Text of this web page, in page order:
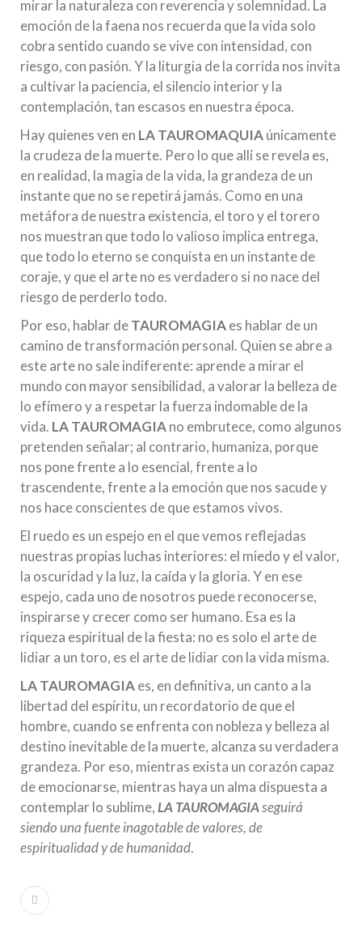
mirar la naturaleza con reverencia y solemnidad. La
emoción de la faena nos recuerda que la vida solo
cobra sentido cuando se vive con intensidad, con
riesgo, con pasión. Y la liturgia de la corrida nos invita
a cultivar la paciencia, el silencio interior y la
contemplación, tan escasos en nuestra época.
Hay quienes ven en LA TAUROMAQUIAúnicamente
la crudeza de la muerte. Pero lo que allí se revela es,
en realidad, la magia de la vida, la grandeza de un
instante que no se repetirá jamás. Como en una
metáfora de nuestra existencia, el toro y el torero
nos muestran que todo lo valioso implica entrega,
que todo lo eterno se conquista en un instante de
coraje, y que el arte no es verdadero si no nace del
riesgo de perderlo todo.
Por eso, hablar deTAUROMAGIAes hablar de un
camino de transformación personal. Quien se abre a
este arte no sale indiferente: aprende a mirar el
mundo con mayor sensibilidad, a valorar la belleza de
lo efímero y a respetar la fuerza indomable de la
vida. LA TAUROMAGIAno embrutece, como algunos
pretenden señalar; al contrario, humaniza, porque
nos pone frente a lo esencial, frente a lo
trascendente, frente a la emoción que nos sacude y
nos hace conscientes de que estamos vivos.
El ruedo es un espejo en el que vemos reflejadas
nuestras propias luchas interiores: el miedo y el valor,
la oscuridad y la luz, la caída y la gloria. Y en ese
espejo, cada uno de nosotros puede reconocerse,
inspirarse y crecer como ser humano. Esa es la
riqueza espiritual de la fiesta: no es solo el arte de
lidiar a un toro, es el arte de lidiar con la vida misma.
LA TAUROMAGIAes, en definitiva, un canto a la
libertad del espíritu, un recordatorio de que el
hombre, cuando se enfrenta con nobleza y belleza al
destino inevitable de la muerte, alcanza su verdadera
grandeza. Por eso, mientras exista un corazón capaz
de emocionarse, mientras haya un alma dispuesta a
contemplar lo sublime,LA TAUROMAGIAseguirá
siendo una fuente inagotable de valores, de
espiritualidad y de humanidad.